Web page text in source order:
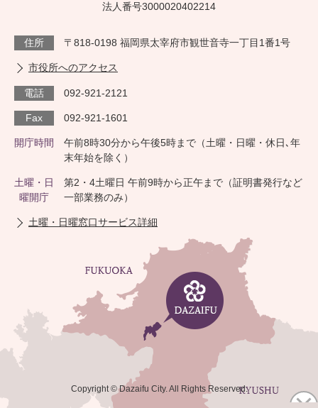
法人番号3000020402214
住所 〒818-0198 福岡県太宰府市観世音寺一丁目1番1号
市役所へのアクセス
電話 092-921-2121
Fax 092-921-1601
開庁時間
午前8時30分から午後5時まで（土曜・日曜・休日､年
末年始を除く）
土曜・日
曜開庁
第2・4土曜日 午前9時から正午まで（証明書発行など
一部業務のみ）
土曜・日曜窓口サービス詳細
Copyright © Dazaifu City. All Rights Reserved.